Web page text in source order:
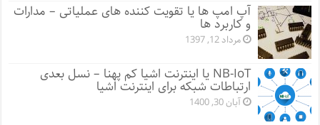
آپ امپ ها یا تقویت کننده های عملیاتی – مدارات
و کاربرد ها
مرداد 12, 1397
NB-IoT یا اینترنت اشیا کم پهنا – نسل بعدی
ارتباطات شبکه برای اینترنت اشیا
آبان 30, 1400